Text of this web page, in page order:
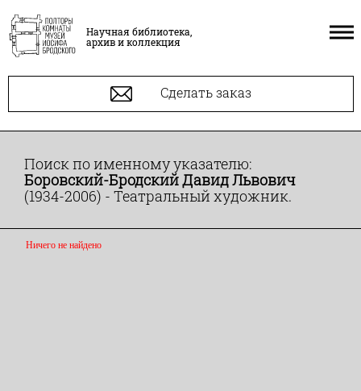
Научная библиотека,
архив и коллекция
Сделать заказ
Поиск по именному указателю:
Боровский-Бродский Давид Львович
(1934-2006) - Театральный художник.
Ничего не найдено